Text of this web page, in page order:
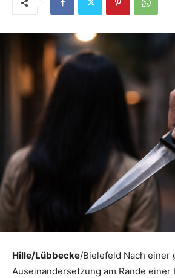
Hille/Lübbecke/Bielefeld Nach einer
Auseinandersetzung am Rande einer